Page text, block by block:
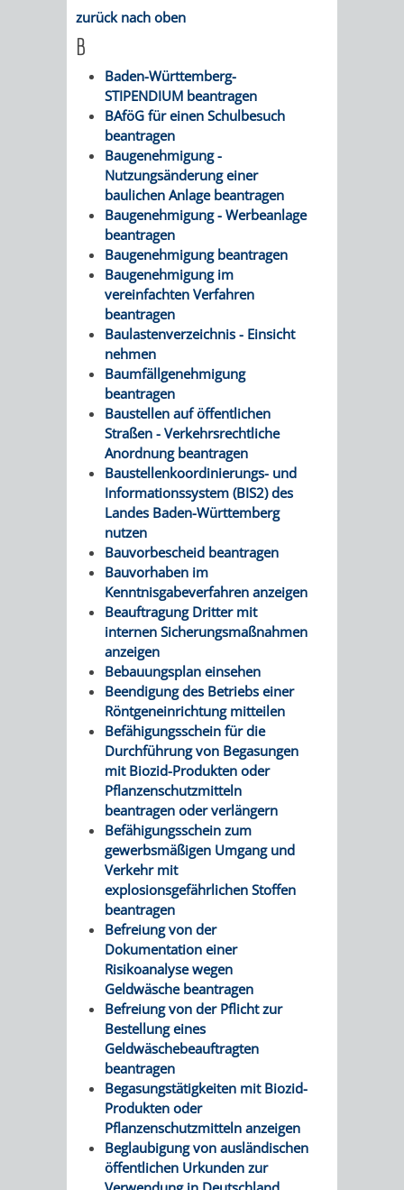
zurück nach oben
B
Baden-Württemberg-
STIPENDIUM beantragen
BAföG für einen Schulbesuch
beantragen
Baugenehmigung -
Nutzungsänderung einer
baulichen Anlage beantragen
Baugenehmigung - Werbeanlage
beantragen
Baugenehmigung beantragen
Baugenehmigung im
vereinfachten Verfahren
beantragen
Baulastenverzeichnis - Einsicht
nehmen
Baumfällgenehmigung
beantragen
Baustellen auf öffentlichen
Straßen - Verkehrsrechtliche
Anordnung beantragen
Baustellenkoordinierungs- und
Informationssystem (BIS2) des
Landes Baden-Württemberg
nutzen
Bauvorbescheid beantragen
Bauvorhaben im
Kenntnisgabeverfahren anzeigen
Beauftragung Dritter mit
internen Sicherungsmaßnahmen
anzeigen
Bebauungsplan einsehen
Beendigung des Betriebs einer
Röntgeneinrichtung mitteilen
Befähigungsschein für die
Durchführung von Begasungen
mit Biozid-Produkten oder
Pflanzenschutzmitteln
beantragen oder verlängern
Befähigungsschein zum
gewerbsmäßigen Umgang und
Verkehr mit
explosionsgefährlichen Stoffen
beantragen
Befreiung von der
Dokumentation einer
Risikoanalyse wegen
Geldwäsche beantragen
Befreiung von der Pflicht zur
Bestellung eines
Geldwäschebeauftragten
beantragen
Begasungstätigkeiten mit Biozid-
Produkten oder
Pflanzenschutzmitteln anzeigen
Beglaubigung von ausländischen
öffentlichen Urkunden zur